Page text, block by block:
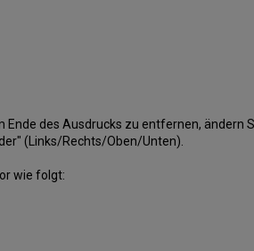
des Ausdrucks zu entfernen, ändern
(Links/Rechts/Oben/Unten).
wie folgt: